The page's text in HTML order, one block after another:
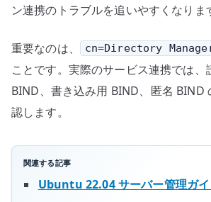
ン連携のトラブルを追いやすくなりま
重要なのは、 cn=Directory
ことです。実際のサービス連携では、
BIND、書き込み用 BIND、匿名 BIND
認します。
関連する記事
Ubuntu 22.04 サーバー管理ガ